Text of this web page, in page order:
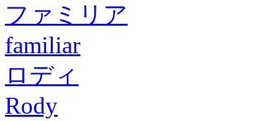
ファミリア
familiar
ロディ
Rody